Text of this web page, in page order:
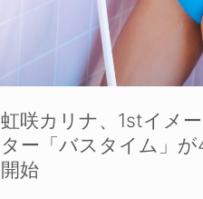
虹咲カリナ、1stイメ
ター「バスタイム」
開始